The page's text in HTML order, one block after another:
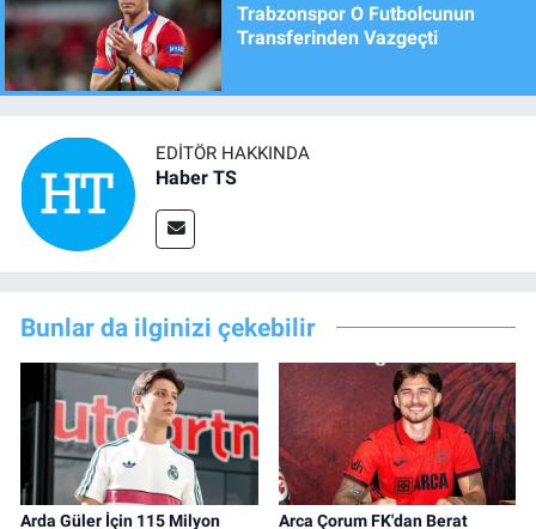
Trabzonspor O Futbolcunun
Transferinden Vazgeçti
EDITÖR HAKKINDA
Haber TS
Bunlar da ilginizi çekebilir
Arda Güler İçin 115 Milyon
Arca Çorum FK'dan Berat